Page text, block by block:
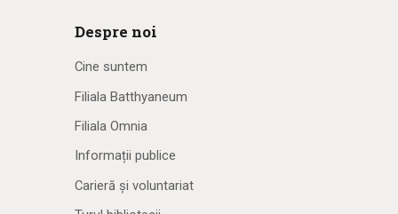
Despre noi
Cine suntem
Filiala Batthyaneum
Filiala Omnia
Informații publice
Carieră și voluntariat